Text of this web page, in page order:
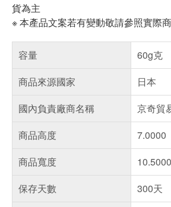
貨為主
※ 本產品文案若有變動敬請參照實際
容量
60g克
商品來源國家
日本
國內負責廠商名稱
京奇貿
商品高度
7.0000
商品寬度
10.5000
保存天數
300天